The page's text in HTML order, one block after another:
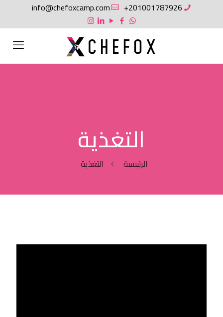
201001787926+
info@chefoxcamp.com
التغذية
الرئيسية التغذية